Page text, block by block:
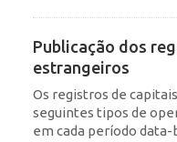
Publicação dos
estrangeiros
Os registros de
seguintes tipos de
em cada período